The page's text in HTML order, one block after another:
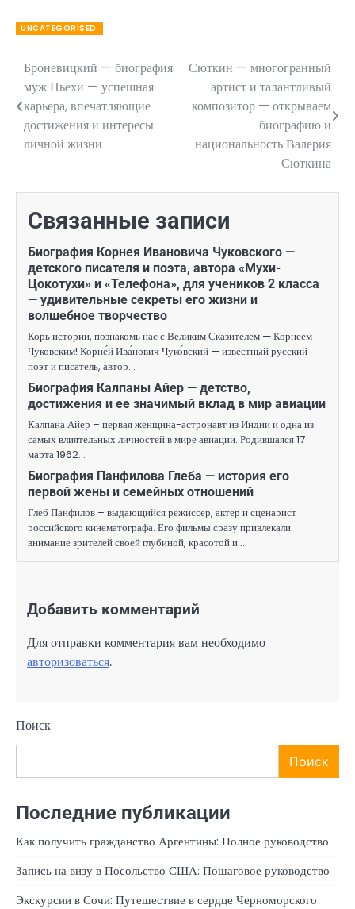
UNCATEGORISED
Навигация
по
записям
Броневицкий — биография
муж Пьехи — успешная
карьера, впечатляющие
достижения и интересы
личной жизни
Сюткин — многогранный
артист и талантливый
композитор — открываем
биографию и
национальность Валерия
Сюткина
Связанные записи
Биография Корнея Ивановича Чуковского —
детского писателя и поэта, автора «Мухи-
Цокотухи» и «Телефона», для учеников 2 класса
— удивительные секреты его жизни и
волшебное творчество
Корь истории, познакомь нас с Великим Сказителем — Корнеем
Чуковским! Корне́й Ива́нович Чуко́вский — известный русский
поэт и писатель, автор…
Биография Калпаны Айер — детство,
достижения и ее значимый вклад в мир авиации
Калпана Айер – первая женщина-астронавт из Индии и одна из
самых влиятельных личностей в мире авиации. Родившаяся 17
марта 1962…
Биография Панфилова Глеба — история его
первой жены и семейных отношений
Глеб Панфилов – выдающийся режиссер, актер и сценарист
российского кинематографа. Его фильмы сразу привлекали
внимание зрителей своей глубиной, красотой и…
Добавить комментарий
Для отправки комментария вам необходимо
авторизоваться.
Поиск
Поиск
Последние публикации
Как получить гражданство Аргентины: Полное руководство
Запись на визу в Посольство США: Пошаговое руководство
Экскурсии в Сочи: Путешествие в сердце Черноморского